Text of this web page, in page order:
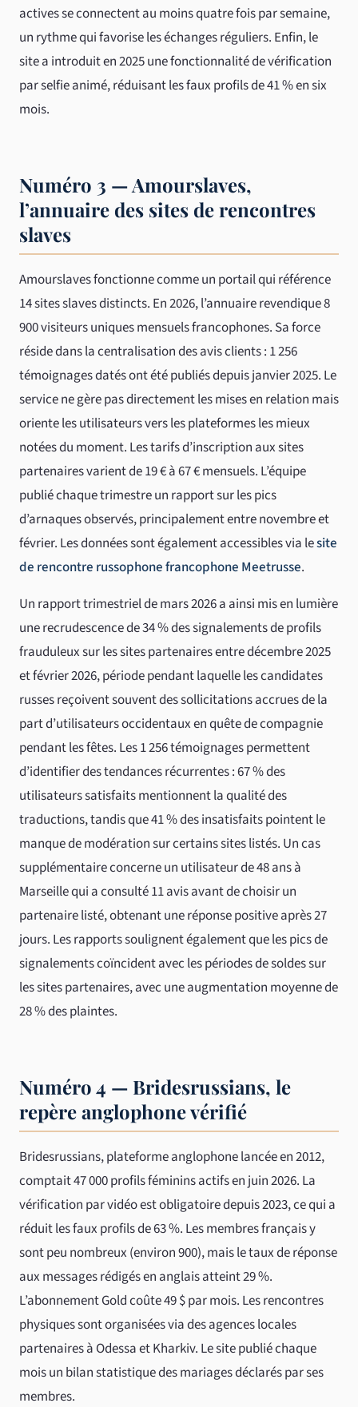
actives se connectent au moins quatre fois par semaine,
un rythme qui favorise les échanges réguliers. Enfin, le
site a introduit en 2025 une fonctionnalité de vérification
par selfie animé, réduisant les faux profils de 41 % en six
mois.
Numéro 3 — Amourslaves,
l’annuaire des sites de rencontres
slaves
Amourslaves fonctionne comme un portail qui référence
14 sites slaves distincts. En 2026, l’annuaire revendique 8
900 visiteurs uniques mensuels francophones. Sa force
réside dans la centralisation des avis clients : 1 256
témoignages datés ont été publiés depuis janvier 2025. Le
service ne gère pas directement les mises en relation mais
oriente les utilisateurs vers les plateformes les mieux
notées du moment. Les tarifs d’inscription aux sites
partenaires varient de 19 € à 67 € mensuels. L’équipe
publié chaque trimestre un rapport sur les pics
d’arnaques observés, principalement entre novembre et
février. Les données sont également accessibles via lesite
de rencontre russophone francophone Meetrusse.
Un rapport trimestriel de mars 2026 a ainsi mis en lumière
une recrudescence de 34 % des signalements de profils
frauduleux sur les sites partenaires entre décembre 2025
et février 2026, période pendant laquelle les candidates
russes reçoivent souvent des sollicitations accrues de la
part d’utilisateurs occidentaux en quête de compagnie
pendant les fêtes. Les 1 256 témoignages permettent
d’identifier des tendances récurrentes : 67 % des
utilisateurs satisfaits mentionnent la qualité des
traductions, tandis que 41 % des insatisfaits pointent le
manque de modération sur certains sites listés. Un cas
supplémentaire concerne un utilisateur de 48 ans à
Marseille qui a consulté 11 avis avant de choisir un
partenaire listé, obtenant une réponse positive après 27
jours. Les rapports soulignent également que les pics de
signalements coïncident avec les périodes de soldes sur
les sites partenaires, avec une augmentation moyenne de
28 % des plaintes.
Numéro 4 — Bridesrussians, le
repère anglophone vérifié
Bridesrussians, plateforme anglophone lancée en 2012,
comptait 47 000 profils féminins actifs en juin 2026. La
vérification par vidéo est obligatoire depuis 2023, ce qui a
réduit les faux profils de 63 %. Les membres français y
sont peu nombreux (environ 900), mais le taux de réponse
aux messages rédigés en anglais atteint 29 %.
L’abonnement Gold coûte 49 $ par mois. Les rencontres
physiques sont organisées via des agences locales
partenaires à Odessa et Kharkiv. Le site publié chaque
mois un bilan statistique des mariages déclarés par ses
membres.